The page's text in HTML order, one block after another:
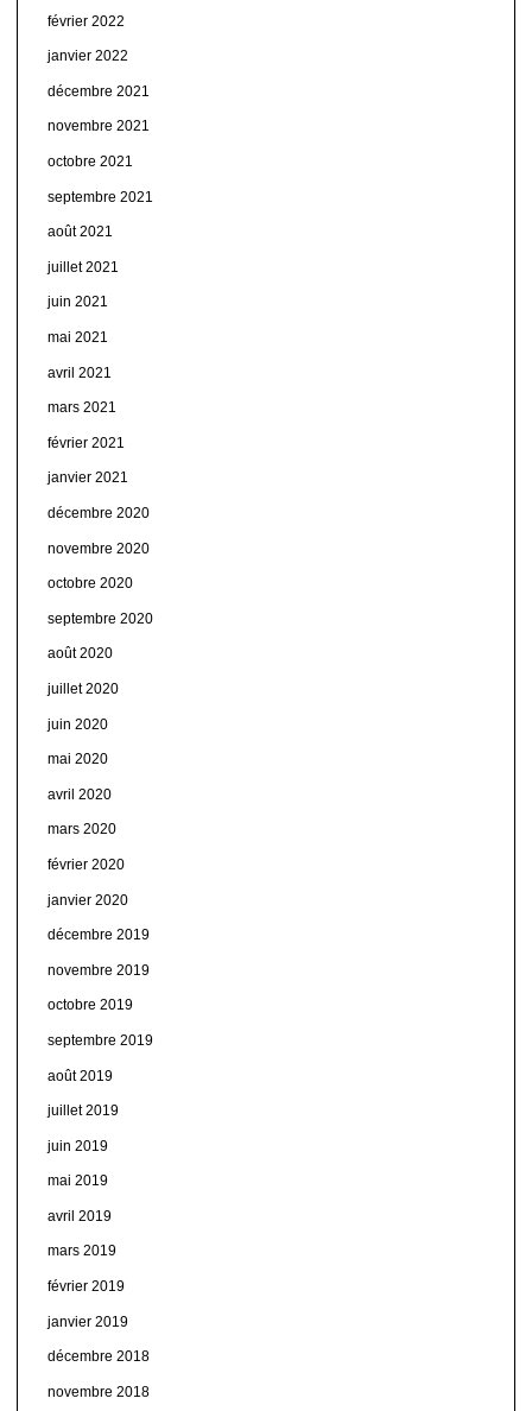
février 2022
janvier 2022
décembre 2021
novembre 2021
octobre 2021
septembre 2021
août 2021
juillet 2021
juin 2021
mai 2021
avril 2021
mars 2021
février 2021
janvier 2021
décembre 2020
novembre 2020
octobre 2020
septembre 2020
août 2020
juillet 2020
juin 2020
mai 2020
avril 2020
mars 2020
février 2020
janvier 2020
décembre 2019
novembre 2019
octobre 2019
septembre 2019
août 2019
juillet 2019
juin 2019
mai 2019
avril 2019
mars 2019
février 2019
janvier 2019
décembre 2018
novembre 2018